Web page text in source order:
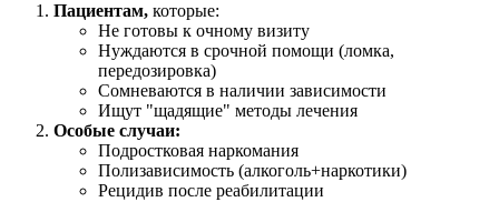
Пациентам, которые:
Не готовы к очному визиту
Нуждаются в срочной помощи (ломка,
передозировка)
Сомневаются в наличии зависимости
Ищут "щадящие" методы лечения
Особые случаи:
Подростковая наркомания
Полизависимость (алкоголь+наркотики)
Рецидив после реабилитации